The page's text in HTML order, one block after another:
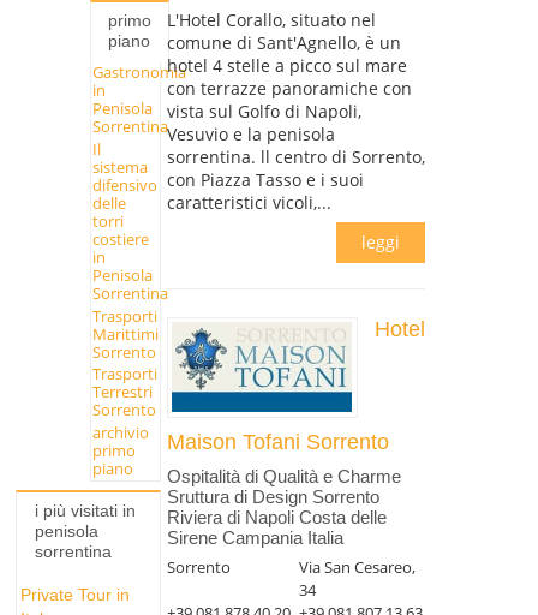
primo
piano
Gastronomia
in
Penisola
Sorrentina
Il
sistema
difensivo
delle
torri
costiere
in
Penisola
Sorrentina
Trasporti
Marittimi
Sorrento
Trasporti
Terrestri
Sorrento
archivio
primo
piano
i più visitati in
penisola
sorrentina
Private Tour in
L'Hotel Corallo, situato nel
comune di Sant'Agnello, è un
hotel 4 stelle a picco sul mare
con terrazze panoramiche con
vista sul Golfo di Napoli,
Vesuvio e la penisola
sorrentina. ll centro di Sorrento,
con Piazza Tasso e i suoi
caratteristici vicoli,...
leggi
Hotel
Maison Tofani Sorrento
Ospitalità di Qualità e Charme
Sruttura di Design Sorrento
Riviera di Napoli Costa delle
Sirene Campania Italia
Sorrento
Via San Cesareo,
34